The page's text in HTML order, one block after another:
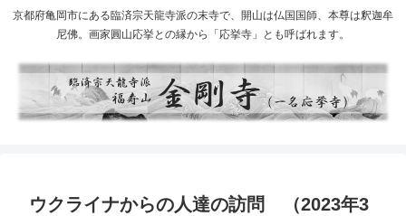
京都府亀岡市にある臨済宗天龍寺派の末寺で、開山は仏国国師、本尊は釈迦牟
尼佛。画家圓山応挙との縁から「応挙寺」とも呼ばれます。
ウクライナからの人達の訪問 （2023年3